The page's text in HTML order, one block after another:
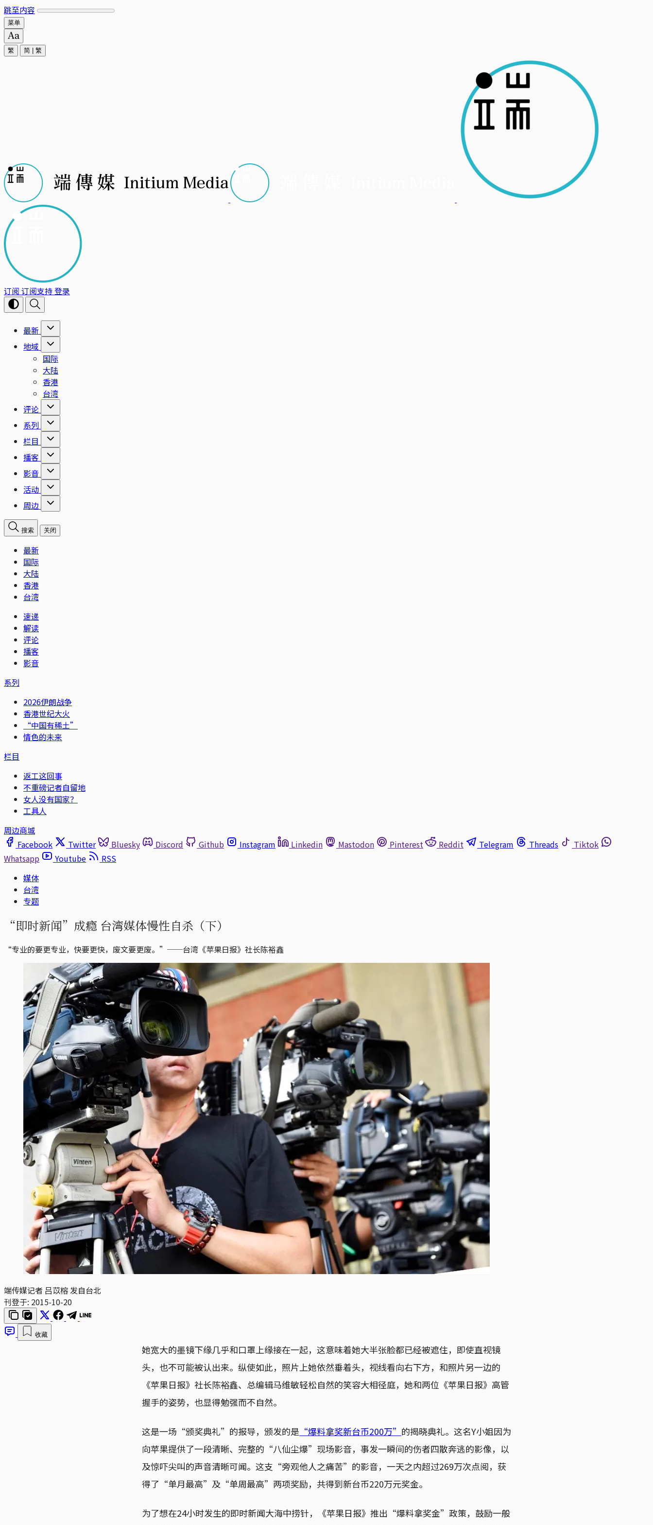
跳至内容
菜单
繁 简 繁
订阅 订阅支持登录
最新
地域
国际
大陆
香港
台湾
评论
系列
栏目
播客
影音
活动
周边
搜索 关闭
最新
国际
大陆
香港
台湾
速递
解读
评论
播客
影音
系列
2026伊朗战争
香港世纪大火
“中国有稀土”
情色的未来
栏目
返工这回事
不重磅记者自留地
女人没有国家？
工具人
周边商城
Facebook
Twitter Bluesky Discord Github Instagram Linkedin Mastodon Pinterest Reddit Telegram Threads
Tiktok
Whatsapp
Youtube
RSS
媒体
台湾
专题
“即时新闻”成瘾 台湾媒体慢性自杀（下）
“专业的要更专业，快要更快，废文要更废。”──台湾《苹果日报》社长陈裕鑫
端传媒记者 吕苡榕 发自台北
刊登于: 2015-10-20
收藏
她宽大的墨镜下缘几乎和口罩上缘接在一起，这意味着她大半张脸都已经被遮住，即使直视镜
头，也不可能被认出来。纵使如此，照片上她依然垂着头，视线看向右下方，和照片另一边的
《苹果日报》社长陈裕鑫、总编辑马维敏轻松自然的笑容大相径庭，她和两位《苹果日报》高管
握手的姿势，也显得勉强而不自然。
这是一场“颁奖典礼”的报导，颁发的是 “爆料拿奖新台币200万” 的揭晓典礼。这名Y小姐因为
向苹果提供了一段清晰、完整的“八仙尘爆”现场影音，事发一瞬间的伤者四散奔逃的影像，以
及惊吓尖叫的声音清晰可闻。这支“旁观他人之痛苦”的影音，一天之内超过269万次点阅，获
得了“单月最高”及“单周最高”两项奖励，共得到新台币220万元奖金。
为了想在24小时发生的即时新闻大海中捞针，《苹果日报》推出“爆料拿奖金”政策，鼓励一般